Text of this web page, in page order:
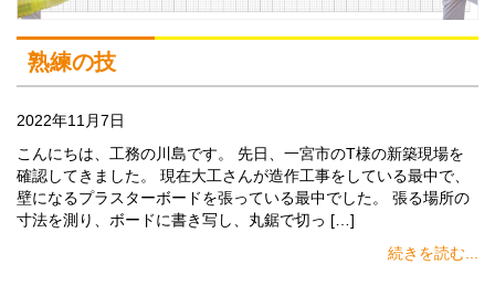
熟練の技
2022年11月7日
こんにちは、工務の川島です。 先日、一宮市のT様の新築現場を
確認してきました。 現在大工さんが造作工事をしている最中で、
壁になるプラスターボードを張っている最中でした。 張る場所の
寸法を測り、ボードに書き写し、丸鋸で切っ […]
続きを読む...